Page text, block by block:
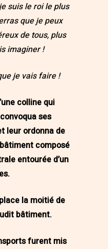
suis le roi le plus
que je peux
de tous, plus
imaginer !
je vais faire !
colline qui
ses
leur ordonna de
composé
entourée d’un
la moitié de
bâtiment.
furent mis